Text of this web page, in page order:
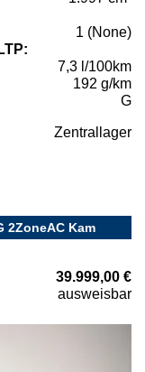
1 (None)
7,3 l/100km
192 g/km
G
Zentrallager
2ZoneAC Kam
39.999,00 €
ausweisbar